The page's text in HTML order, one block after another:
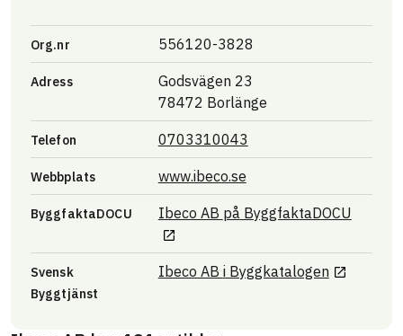
Org.nr 556120-3828
Adress
Godsvägen 23
78472 Borlänge
Telefon 0703310043
Webbplats www.ibeco.seLänk till annan
ByggfaktaDOCU Ibeco AB på ByggfaktaDOCULänk
Svensk
Byggtjänst
Ibeco AB iByggkatalogenLänk till